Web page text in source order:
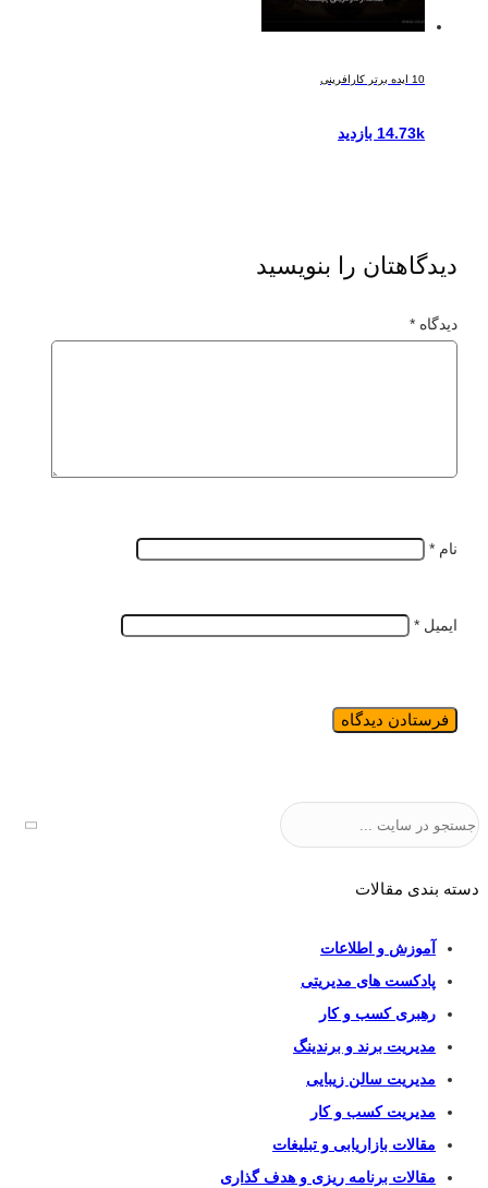
10 ایده برتر کارافرینی
14.73k بازدید
دیدگاهتان را بنویسید
دیدگاه *
نام *
ایمیل *
جستجو
دسته بندی مقالات
آموزش و اطلاعات
پادکست های مدیریتی
رهبری کسب و کار
مدیریت برند و برندینگ
مدیریت سالن زیبایی
مدیریت کسب و کار
مقالات بازاریابی و تبلیغات
مقالات برنامه ریزی و هدف گذاری